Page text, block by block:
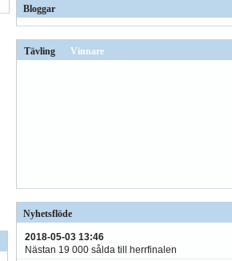
Bloggar
Tävling Vinnare
Nyhetsflöde
2018-05-03 13:46
Nästan 19 000 sålda till herrfinalen